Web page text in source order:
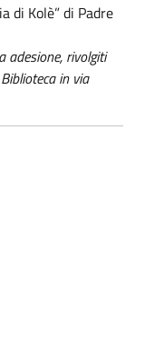
di Kolè” di Padre
adesione, rivolgiti
in via